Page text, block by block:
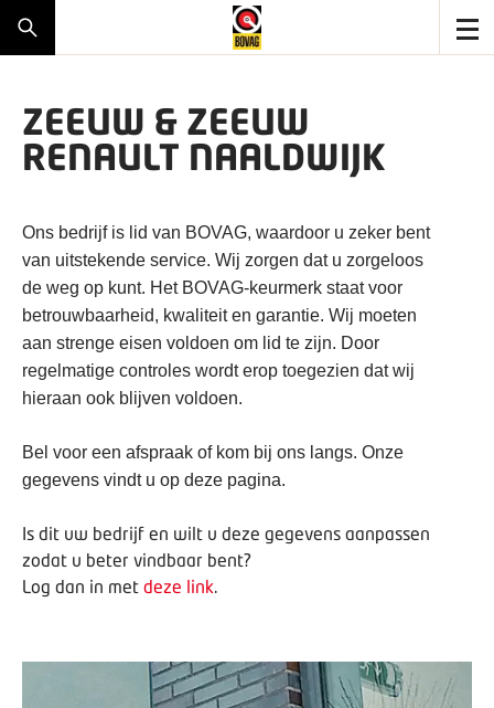
ZEEUW & ZEEUW
RENAULT NAALDWIJK
Ons bedrijf is lid van BOVAG, waardoor u zeker bent
van uitstekende service. Wij zorgen dat u zorgeloos
de weg op kunt. Het BOVAG-keurmerk staat voor
betrouwbaarheid, kwaliteit en garantie. Wij moeten
aan strenge eisen voldoen om lid te zijn. Door
regelmatige controles wordt erop toegezien dat wij
hieraan ook blijven voldoen.
Bel voor een afspraak of kom bij ons langs. Onze
gegevens vindt u op deze pagina.
Is dit uw bedrijf en wilt u deze gegevens aanpassen
zodat u beter vindbaar bent?
Log dan in met deze link.